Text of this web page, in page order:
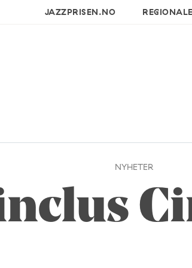
JAZZPRISEN.NO
NYHETER